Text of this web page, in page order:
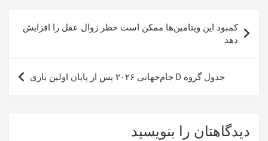
نوشته
کمبود این ویتامین‌ها ممکن است خطر زوال عقل را افزایش
دهد
جدول گروه D جام‌جهانی ۲۰۲۶ پس از پایان اولین بازی
دیدگاهتان را بنویسید